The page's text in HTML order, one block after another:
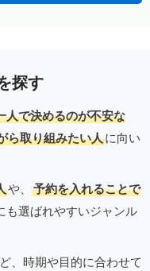
探す
人で決めるのが不安な
ら取り組みたい人に向い
や、
予約を入れることで
も選ばれやすいジャンル
、時期や目的に合わせて